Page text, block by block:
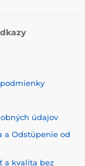
údajov
a Odstúpenie od
a kvalita bez